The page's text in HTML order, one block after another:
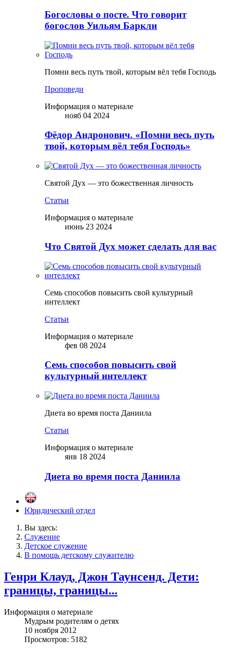
Богословы о посте. Что говорит
богослов Уильям Баркли
Помни весь путь твой, которым вёл тебя Господь
Проповеди
Информация о материале
нояб 04 2024
Фёдор Андронович. «Помни весь путь
твой, которым вёл тебя Господь»
Святой Дух — это божественная личность
Статьи
Информация о материале
июнь 23 2024
Что Святой Дух может сделать для вас
Семь способов повысить свой культурный
интеллект
Статьи
Информация о материале
фев 08 2024
Семь способов повысить свой
культурный интеллект
Диета во время поста Даниила
Статьи
Информация о материале
янв 18 2024
Диета во время поста Даниила
Юридический отдел
Вы здесь:
Служение
Детское служение
В помощь детскому служителю
Генри Клауд, Джон Таунсенд. Дети:
границы, границы...
Информация о материале
Мудрым родителям о детях
10 ноября 2012
Просмотров: 5182